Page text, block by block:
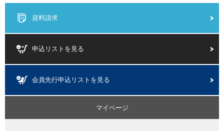
資料請求
申込リストを見る
会員先行申込リストを見る
マイページ